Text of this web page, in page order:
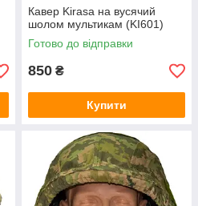
Кавер Kirasa на вусячий
шолом мультикам (KI601)
Готово до відправки
850 ₴
Купити